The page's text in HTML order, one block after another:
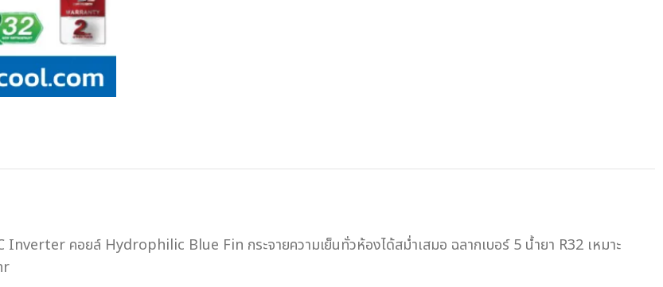
คอยล์ Hydrophilic Blue Fin กระจายความเย็นทั่วห้องได้สม่ำเสมอ ฉลากเบอร์ 5 น้ำยา R32 เหมาะ